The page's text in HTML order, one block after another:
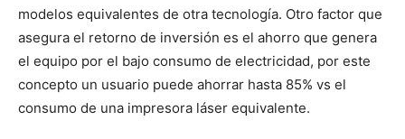
modelos equivalentes de otra tecnología. Otro factor que
asegura el retorno de inversión es el ahorro que genera
el equipo por el bajo consumo de electricidad, por este
concepto un usuario puede ahorrar hasta 85% vs el
consumo de una impresora láser equivalente.